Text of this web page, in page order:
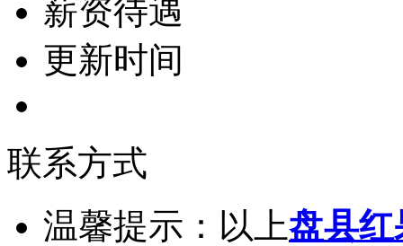
薪资待遇
更新时间
联系方式
温馨提示：以上盘县